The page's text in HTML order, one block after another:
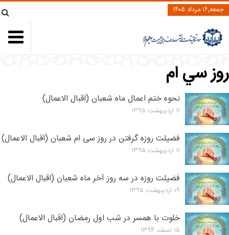
جمعه,۱۶ مرداد ۱۴۰۵
روز سي ام
نحوه ختم اعمال ماه شعبان (اقبال الاعمال)
۱۱ اردیبهشت ۱۳۹۵
فضیلت روزه گرفتن در روز سی ام شعبان (اقبال الاعمال)
۱۱ اردیبهشت ۱۳۹۵
فضیلت روزه در سه روز آخر ماه شعبان (اقبال الاعمال)
۰۹ اردیبهشت ۱۳۹۵
خلوت با همسر در شب اول رمضان (اقبال الاعمال)
۱۵ اسفند ۱۳۹۴